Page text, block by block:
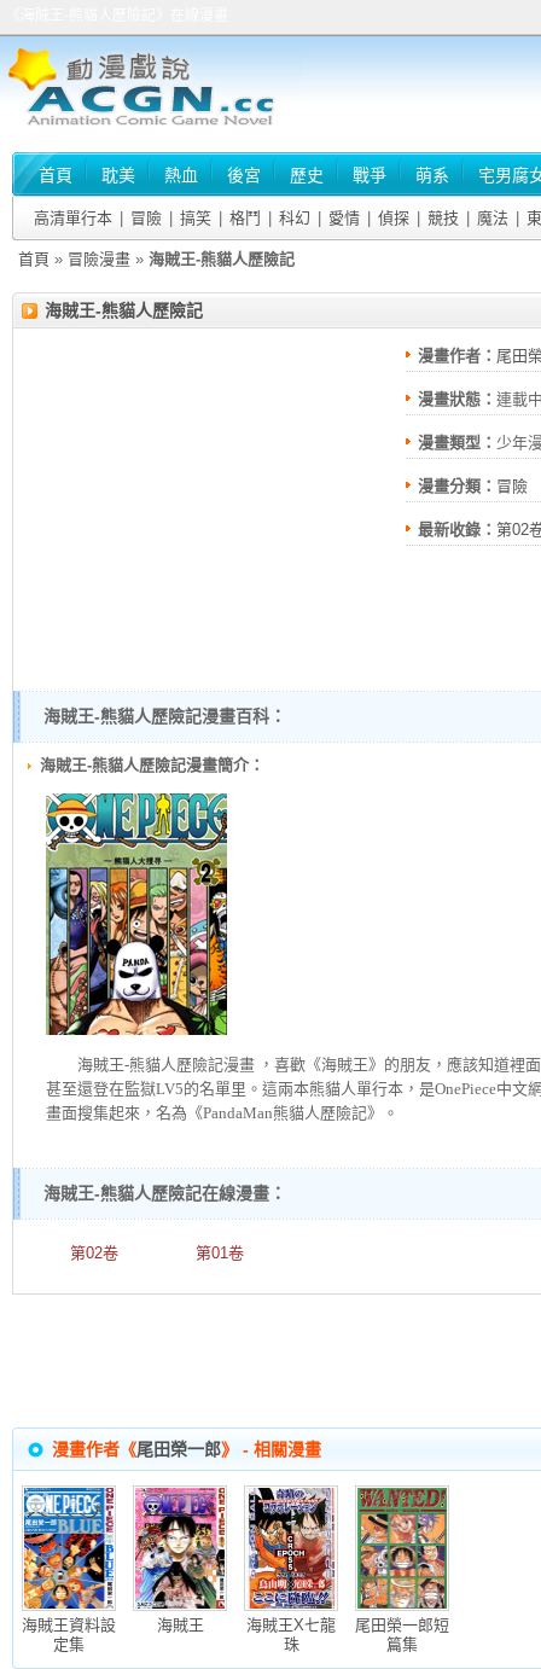
首頁 耽美 熱血 後宮 歷史 戰爭 萌系 宅男腐
高清單行本 冒險 搞笑 格鬥 科幻 愛情 偵探 競技 魔法
首頁 » 冒險漫畫 » 海賊王-熊貓人歷險記
海賊王-熊貓人歷險記
漫畫作者： 尾田
漫畫狀態： 連載
漫畫類型： 少年
漫畫分類： 冒險
最新收錄： 第02
海賊王-熊貓人歷險記漫畫百科：
海賊王-熊貓人歷險記漫畫簡介：
海賊王-熊貓人歷險記漫畫 ，喜歡《海賊王》的朋友，應該知道裡
甚至還登在監獄LV5的名單里。這兩本熊貓人單行本，是OnePiece中文
畫面搜集起來，名為《PandaMan熊貓人歷險記》。
海賊王-熊貓人歷險記在線漫畫：
第02卷 第01卷
漫畫作者《尾田榮一郎》 - 相關漫畫
海賊王資料設
定集
海賊王
海賊王X七龍
珠
尾田榮一郎短
篇集